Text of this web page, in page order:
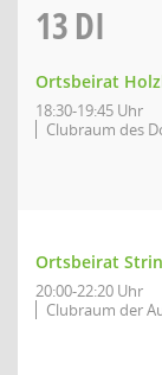
13DI
Ortsbeirat
18:30-19:45 Uhr
Clubraum des
Ortsbeirat
20:00-22:20 Uhr
Clubraum der